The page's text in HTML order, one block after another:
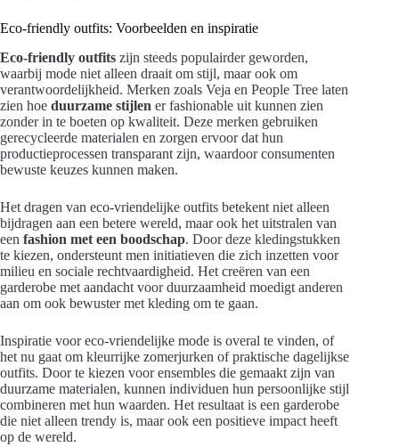
Eco-friendly outfits: Voorbeelden en inspiratie
Eco-friendly outfits zijn steeds populairder geworden,
waarbij mode niet alleen draait om stijl, maar ook om
verantwoordelijkheid. Merken zoals Veja en People Tree laten
zien hoe duurzame stijlen er fashionable uit kunnen zien
zonder in te boeten op kwaliteit. Deze merken gebruiken
gerecycleerde materialen en zorgen ervoor dat hun
productieprocessen transparant zijn, waardoor consumenten
bewuste keuzes kunnen maken.
Het dragen van eco-vriendelijke outfits betekent niet alleen
bijdragen aan een betere wereld, maar ook het uitstralen van
een fashion met een boodschap. Door deze kledingstukken
te kiezen, ondersteunt men initiatieven die zich inzetten voor
milieu en sociale rechtvaardigheid. Het creëren van een
garderobe met aandacht voor duurzaamheid moedigt anderen
aan om ook bewuster met kleding om te gaan.
Inspiratie voor eco-vriendelijke mode is overal te vinden, of
het nu gaat om kleurrijke zomerjurken of praktische dagelijkse
outfits. Door te kiezen voor ensembles die gemaakt zijn van
duurzame materialen, kunnen individuen hun persoonlijke stijl
combineren met hun waarden. Het resultaat is een garderobe
die niet alleen trendy is, maar ook een positieve impact heeft
op de wereld.